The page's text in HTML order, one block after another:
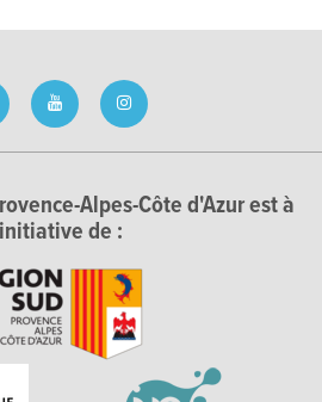
Alpes-Côte d'Azur est à
de :